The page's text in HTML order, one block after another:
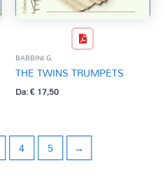
BABBINI G.
THE TWINS TRUMPETS
Da:€17,50
4 5 →